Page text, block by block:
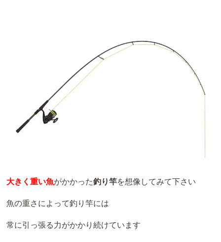
大きく重い魚がかかった釣り竿を想像してみて下さい
魚の重さによって釣り竿には
常に引っ張る力がかかり続けています